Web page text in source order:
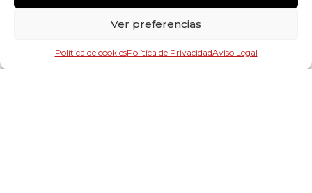
Ver preferencias
Política de cookiesPolítica de PrivacidadAviso Legal
del Sitio web o con cualquier compra en el Sitio web,
estarán regidos por las leyes españolas.
Para las controversias y cuestiones que se susciten en